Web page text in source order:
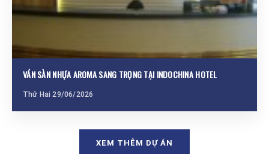
VÁN SÀN NHỰA AROMA SANG TRỌNG TẠI INDOCHINA HOTEL
Thứ Hai 29/06/2026
XEM THÊM DỰ ÁN